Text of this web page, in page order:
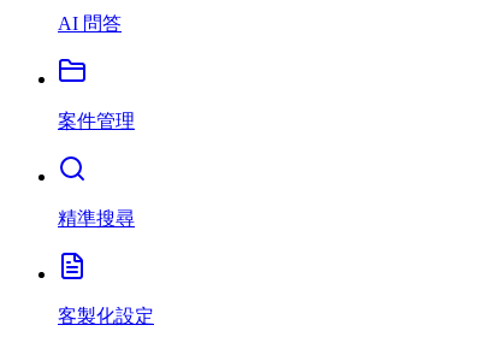
AI 問答
案件管理
精準搜尋
客製化設定